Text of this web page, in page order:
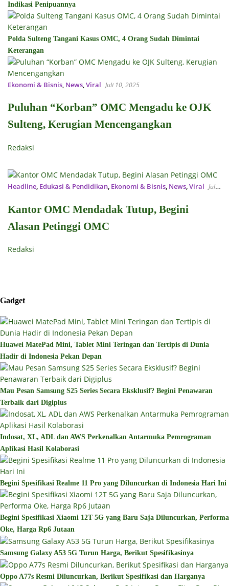
Indikasi Penipuannya
Polda Sulteng Tangani Kasus OMC, 4 Orang Sudah Dimintai
Keterangan
Ekonomi & Bisnis, News,Viral Juli 10, 2025
Puluhan “Korban” OMC Mengadu ke OJK
Sulteng, Kerugian Mencengangkan
Redaksi
Headline, Edukasi & Pendidikan, Ekonomi & Bisnis, News,Viral Juli
Kantor OMC Mendadak Tutup, Begini
Alasan Petinggi OMC
Redaksi
Gadget
Huawei MatePad Mini, Tablet Mini Teringan dan Tertipis di Dunia
Hadir di Indonesia Pekan Depan
Mau Pesan Samsung S25 Series Secara Eksklusif? Begini Penawaran
Terbaik dari Digiplus
Indosat, XL, ADL dan AWS Perkenalkan Antarmuka Pemrograman
Aplikasi Hasil Kolaborasi
Begini Spesifikasi Realme 11 Pro yang Diluncurkan di Indonesia Hari Ini
Begini Spesifikasi Xiaomi 12T 5G yang Baru Saja Diluncurkan, Performa
Oke, Harga Rp6 Jutaan
Samsung Galaxy A53 5G Turun Harga, Berikut Spesifikasinya
Oppo A77s Resmi Diluncurkan, Berikut Spesifikasi dan Harganya